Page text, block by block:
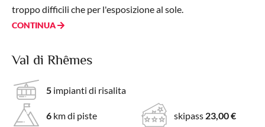
troppo difficili che per l'esposizione al sole.
CONTINUA
Val di Rhêmes
5 impianti di risalita
6 km di piste skipass 23,00 €